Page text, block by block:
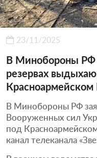
23/11/2025
В Минобороны РФ
резервах
В Минобороны РФ
Вооруженных сил
под
канал телеканала